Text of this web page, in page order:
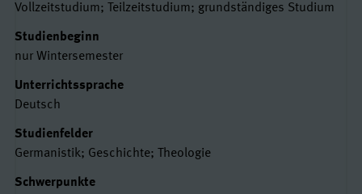
Vollzeitstudium; Teilzeitstudium; grundständiges Studium
Studienbeginn
nur Wintersemester
Unterrichtssprache
Deutsch
Studienfelder
Germanistik; Geschichte; Theologie
Schwerpunkte